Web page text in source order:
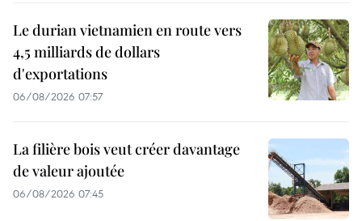
Le durian vietnamien en route vers
4,5 milliards de dollars
d'exportations
06/08/2026 07:57
La filière bois veut créer davantage
de valeur ajoutée
06/08/2026 07:45